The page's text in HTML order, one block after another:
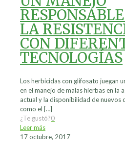
LA
CON
TECNOLOGÍAS
Los herbicidas con glifosato juegan
en el manejo de malas hierbas en la
actual y la disponibilidad de nuevos
como el […]
¿Te gustó?0
Leer más
17 octubre, 2017